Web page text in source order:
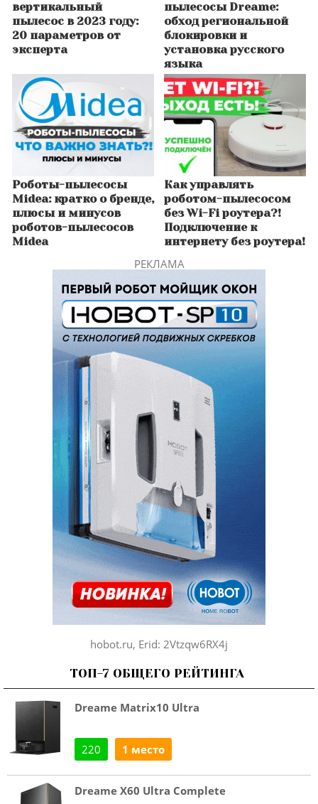
вертикальный
пылесос в 2023 году:
20 параметров от
эксперта
пылесосы Dreame:
обход региональной
блокировки и
установка русского
языка
Роботы-пылесосы
Midea: кратко о бренде,
плюсы и минусов
роботов-пылесосов
Midea
Как управлять
роботом-пылесосом
без Wi-Fi роутера?!
Подключение к
интернету без роутера!
РЕКЛАМА
hobot.ru, Erid: 2Vtzqw6RX4j
ТОП-7 ОБЩЕГО РЕЙТИНГА
Dreame Matrix10 Ultra
220 1 место
Dreame X60 Ultra Complete